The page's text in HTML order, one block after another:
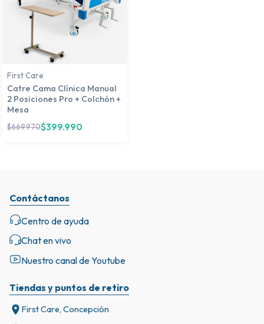
First Care
Catre Cama Clínica Manual
2 Posiciones Pro + Colchón +
Mesa
$669.970$399.990
Tiendas y puntos de retiro
First Care, Concepción
Contáctanos
Centro de ayuda
Chat en vivo
Nuestro canal de Youtube